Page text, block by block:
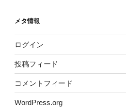
メタ情報
ログイン
投稿フィード
コメントフィード
WordPress.org